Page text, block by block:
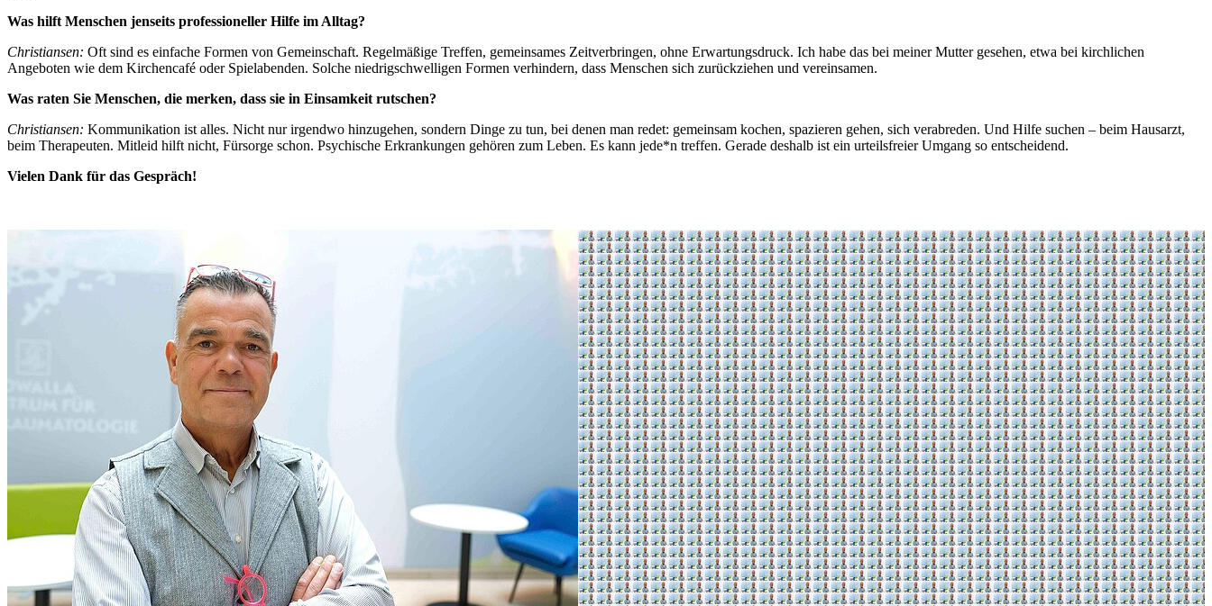
Was hilft Menschen jenseits professioneller Hilfe im Alltag?
Christiansen: Oft sind es einfache Formen von Gemeinschaft. Regelmäßige Treffen, gemeinsames Zeitverbringen, ohne Erwartungsdruck. Ich habe das bei meiner Mutter gesehen, etwa bei kirchlichen
Angeboten wie dem Kirchencafé oder Spielabenden. Solche niedrigschwelligen Formen verhindern, dass Menschen sich zurückziehen und vereinsamen.
Was raten Sie Menschen, die merken, dass sie in Einsamkeit rutschen?
Christiansen: Kommunikation ist alles. Nicht nur irgendwo hinzugehen, sondern Dinge zu tun, bei denen man redet: gemeinsam kochen, spazieren gehen, sich verabreden. Und Hilfe suchen – beim Hausarzt,
beim Therapeuten. Mitleid hilft nicht, Fürsorge schon. Psychische Erkrankungen gehören zum Leben. Es kann jede*n treffen. Gerade deshalb ist ein urteilsfreier Umgang so entscheidend.
Vielen Dank für das Gespräch!